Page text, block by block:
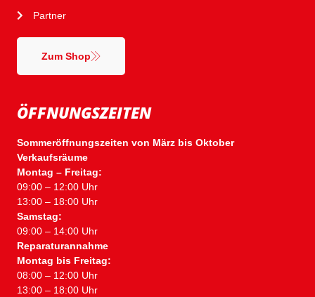
ÖFFNUNGSZEITEN
Sommeröffnungszeiten von März bis Oktober
Verkaufsräume
Montag – Freitag:
09:00 – 12:00 Uhr
13:00 – 18:00 Uhr
Samstag:
09:00 – 14:00 Uhr
Reparaturannahme
Montag bis Freitag:
08:00 – 12:00 Uhr
13:00 – 18:00 Uhr
Partner
Zum Shop